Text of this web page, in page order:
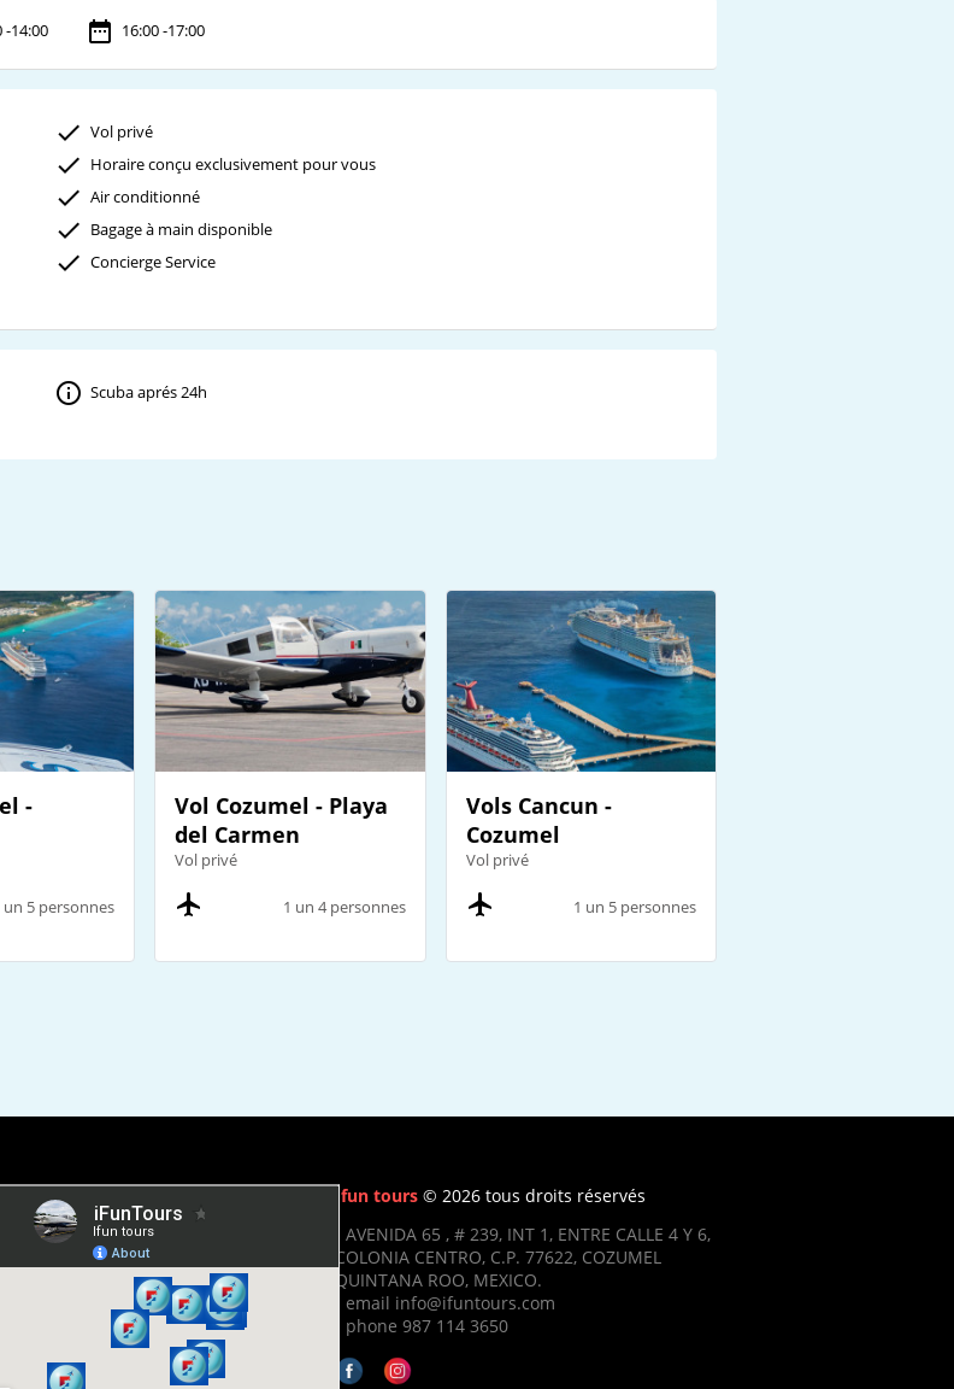
-14:00 16:00 -17:00
Vol privé
Horaire conçu exclusivement pour vous
Air conditionné
Bagage à main disponible
Concierge Service
Scuba aprés 24h
-
un 5 personnes
Vol Cozumel - Playa
del Carmen
Vol privé
1 un 4 personnes
Vols Cancun -
Cozumel
Vol privé
1 un 5 personnes
Ifun tours © 2026 tous droits réservés
- AVENIDA 65 , # 239, INT 1, ENTRE CALLE 4 Y 6,
COLONIA CENTRO, C.P. 77622, COZUMEL
QUINTANA ROO, MEXICO.
- email info@ifuntours.com
- phone 987 114 3650